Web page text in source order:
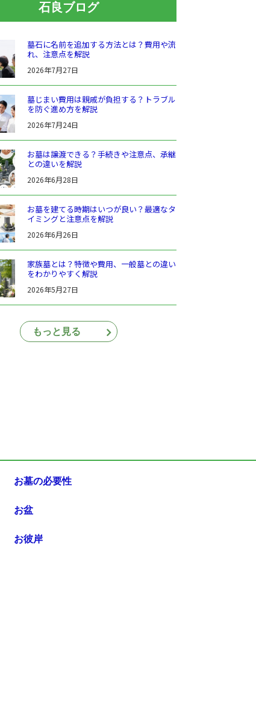
石良ブログ
墓石に名前を追加する方法とは？費用や流
れ、注意点を解説
2026年7月27日
墓じまい費用は親戚が負担する？トラブル
を防ぐ進め方を解説
2026年7月24日
お墓は譲渡できる？手続きや注意点、承継
との違いを解説
2026年6月28日
お墓を建てる時期はいつが良い？最適なタ
イミングと注意点を解説
2026年6月26日
家族墓とは？特徴や費用、一般墓との違い
をわかりやすく解説
2026年5月27日
もっと見る
お墓の必要性
お盆
お彼岸